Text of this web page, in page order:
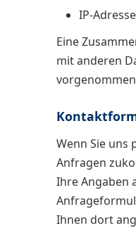
IP-Adresse
Eine
mit anderen
Wenn Sie
Anfragen
Ihre Angaben
Ihnen dort